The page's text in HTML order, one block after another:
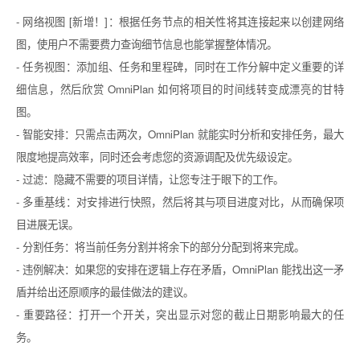
- 网络视图 [新增！]：根据任务节点的相关性将其连接起来以创建网络
图，使用户不需要费力查询细节信息也能掌握整体情况。
- 任务视图：添加组、任务和里程碑，同时在工作分解中定义重要的详
细信息，然后欣赏 OmniPlan 如何将项目的时间线转变成漂亮的甘特
图。
- 智能安排：只需点击两次，OmniPlan 就能实时分析和安排任务，最大
限度地提高效率，同时还会考虑您的资源调配及优先级设定。
- 过滤：隐藏不需要的项目详情，让您专注于眼下的工作。
- 多重基线：对安排进行快照，然后将其与项目进度对比，从而确保项
目进展无误。
- 分割任务：将当前任务分割并将余下的部分分配到将来完成。
- 违例解决：如果您的安排在逻辑上存在矛盾，OmniPlan 能找出这一矛
盾并给出还原顺序的最佳做法的建议。
- 重要路径：打开一个开关，突出显示对您的截止日期影响最大的任
务。